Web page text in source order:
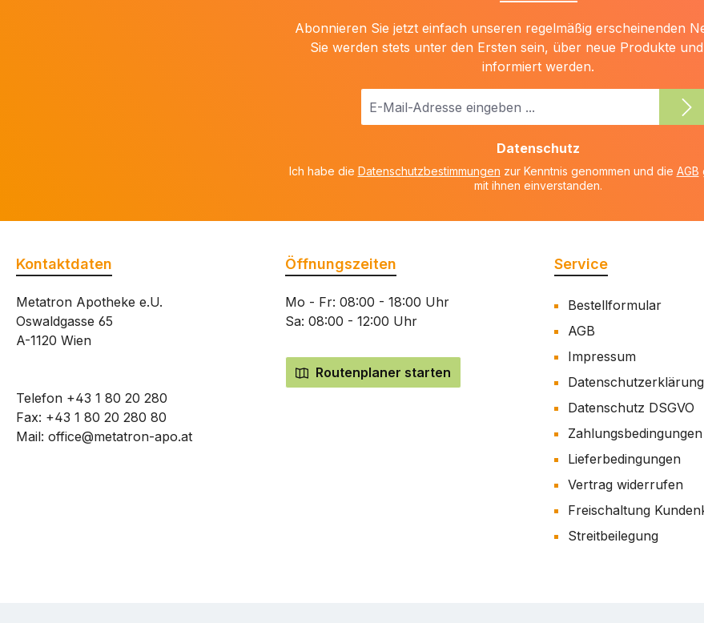
Abonnieren Sie jetzt einfach unseren regelmäßig erscheinenden
Sie werden stets unter den Ersten sein, über neue Produkte
informiert werden.
E-
Datenschutz
Ich habe die Datenschutzbestimmungen zur Kenntnis genommen und die AGB
mit ihnen einverstanden.
Kontaktdaten
Metatron Apotheke e.U.
Oswaldgasse 65
A-1120 Wien
Telefon +43 1 80 20 280
Fax: +43 1 80 20 280 80
Mail: office@metatron-apo.at
Öffnungszeiten
Mo - Fr: 08:00 - 18:00 Uhr
Sa: 08:00 - 12:00 Uhr
Routenplaner starten
Service
Bestellformular
AGB
Impressum
Datenschutz DSGVO
Zahlungsbedingungen
Lieferbedingungen
Vertrag widerrufen
Freischaltung
Streitbeilegung